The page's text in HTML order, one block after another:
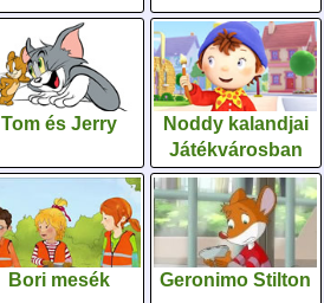
Tom és Jerry
Noddy kalandjai
Játékvárosban
Bori mesék Geronimo Stilton